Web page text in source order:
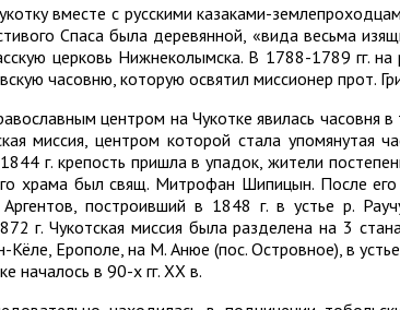
вместе с русскими казаками-
Спаса была деревянной, «вида весьма
церковь Нижнеколымска. В 1788-1789 гг.
часовню, которую освятил миссионер прот.
центром на Чукотке явилась часовня
миссия, центром которой стала упомянутая
г. крепость пришла в упадок, жители
храма был свящ. Митрофан Шипицын. После
построивший в 1848 г. в устье р.
г. Чукотская миссия была разделена на 3
Кёле, Ерополе, на М. Анюе (пос. Островное), в
началось в 90-х гг. ХХ в.